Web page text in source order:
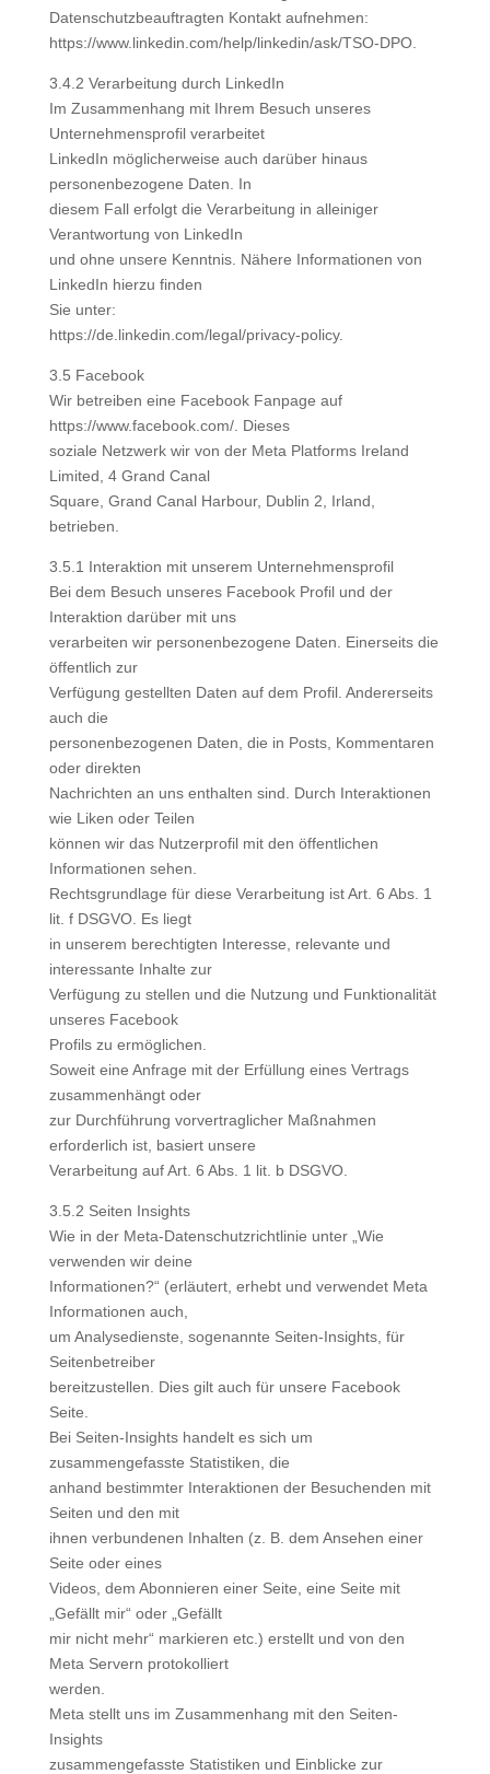
Datenschutzbeauftragten Kontakt aufnehmen:
https://www.linkedin.com/help/linkedin/ask/TSO-DPO.
3.4.2 Verarbeitung durch LinkedIn
Im Zusammenhang mit Ihrem Besuch unseres
Unternehmensprofil verarbeitet
LinkedIn möglicherweise auch darüber hinaus
personenbezogene Daten. In
diesem Fall erfolgt die Verarbeitung in alleiniger
Verantwortung von LinkedIn
und ohne unsere Kenntnis. Nähere Informationen von
LinkedIn hierzu finden
Sie unter:
https://de.linkedin.com/legal/privacy-policy.
3.5 Facebook
Wir betreiben eine Facebook Fanpage auf
https://www.facebook.com/. Dieses
soziale Netzwerk wir von der Meta Platforms Ireland
Limited, 4 Grand Canal
Square, Grand Canal Harbour, Dublin 2, Irland,
betrieben.
3.5.1 Interaktion mit unserem Unternehmensprofil
Bei dem Besuch unseres Facebook Profil und der
Interaktion darüber mit uns
verarbeiten wir personenbezogene Daten. Einerseits die
öffentlich zur
Verfügung gestellten Daten auf dem Profil. Andererseits
auch die
personenbezogenen Daten, die in Posts, Kommentaren
oder direkten
Nachrichten an uns enthalten sind. Durch Interaktionen
wie Liken oder Teilen
können wir das Nutzerprofil mit den öffentlichen
Informationen sehen.
Rechtsgrundlage für diese Verarbeitung ist Art. 6 Abs. 1
lit. f DSGVO. Es liegt
in unserem berechtigten Interesse, relevante und
interessante Inhalte zur
Verfügung zu stellen und die Nutzung und Funktionalität
unseres Facebook
Profils zu ermöglichen.
Soweit eine Anfrage mit der Erfüllung eines Vertrags
zusammenhängt oder
zur Durchführung vorvertraglicher Maßnahmen
erforderlich ist, basiert unsere
Verarbeitung auf Art. 6 Abs. 1 lit. b DSGVO.
3.5.2 Seiten Insights
Wie in der Meta-Datenschutzrichtlinie unter „Wie
verwenden wir deine
Informationen?“ (erläutert, erhebt und verwendet Meta
Informationen auch,
um Analysedienste, sogenannte Seiten-Insights, für
Seitenbetreiber
bereitzustellen. Dies gilt auch für unsere Facebook
Seite.
Bei Seiten-Insights handelt es sich um
zusammengefasste Statistiken, die
anhand bestimmter Interaktionen der Besuchenden mit
Seiten und den mit
ihnen verbundenen Inhalten (z. B. dem Ansehen einer
Seite oder eines
Videos, dem Abonnieren einer Seite, eine Seite mit
„Gefällt mir“ oder „Gefällt
mir nicht mehr“ markieren etc.) erstellt und von den
Meta Servern protokolliert
werden.
Meta stellt uns im Zusammenhang mit den Seiten-
Insights
zusammengefasste Statistiken und Einblicke zur